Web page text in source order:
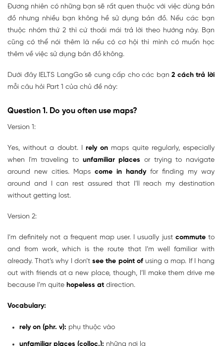
Đương nhiên có những bạn sẽ rất quen thuộc với việc dùng bản
đồ nhưng nhiều bạn không hề sử dụng bản đồ. Nếu các bạn
thuộc nhóm thứ 2 thì cứ thoải mái trả lời theo hướng này. Bạn
cũng có thể nói thêm là nếu có cơ hội thì mình có muốn học
thêm về việc sử dụng bản đồ không.
Dưới đây IELTS LangGo sẽ cung cấp cho các bạn2 cách trả lời
mỗi câu hỏi Part 1 của chủ đề này:
Question 1. Do you often use maps?
Version 1:
Yes, without a doubt. I rely on maps quite regularly, especially
when I'm traveling to unfamiliar placesor trying to navigate
around new cities. Maps come in handyfor finding my way
around and I can rest assured that I’ll reach my destination
without getting lost.
Version 2:
I’m definitely not a frequent map user. I usually just commuteto
and from work, which is the route that I’m well familiar with
already. That’s why I don’tsee the point of using a map. If I hang
out with friends at a new place, though, I’ll make them drive me
because I’m quite hopeless at direction.
Vocabulary:
rely on (phr. v): phụ thuộc vào
unfamiliar places (colloc.): những nơi lạ